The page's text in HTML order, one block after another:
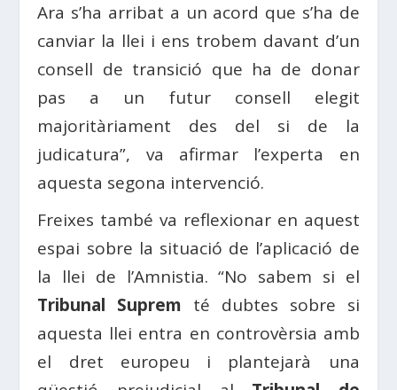
Ara s’ha arribat a un acord que s’ha de
canviar la llei i ens trobem davant d’un
consell de transició que ha de donar
pas a un futur consell elegit
majoritàriament des del si de la
judicatura”, va afirmar l’experta en
aquesta segona intervenció.
Freixes també va reflexionar en aquest
espai sobre la situació de l’aplicació de
la llei de l’Amnistia. “No sabem si el
Tribunal Suprem té dubtes sobre si
aquesta llei entra en controvèrsia amb
el dret europeu i plantejarà una